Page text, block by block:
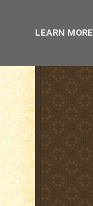
LEARN MORE